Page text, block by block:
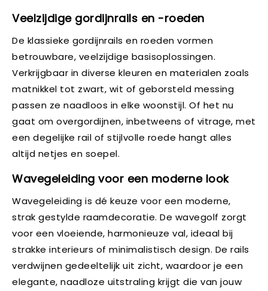
Veelzijdige gordijnrails en -roeden
De klassieke gordijnrails en roeden vormen
betrouwbare, veelzijdige basisoplossingen.
Verkrijgbaar in diverse kleuren en materialen zoals
matnikkel tot zwart, wit of geborsteld messing
passen ze naadloos in elke woonstijl. Of het nu
gaat om overgordijnen, inbetweens of vitrage, met
een degelijke rail of stijlvolle roede hangt alles
altijd netjes en soepel.
Wavegeleiding voor een moderne look
Wavegeleiding is dé keuze voor een moderne,
strak gestylde raamdecoratie. De wavegolf zorgt
voor een vloeiende, harmonieuze val, ideaal bij
strakke interieurs of minimalistisch design. De rails
verdwijnen gedeeltelijk uit zicht, waardoor je een
elegante, naadloze uitstraling krijgt die van jouw